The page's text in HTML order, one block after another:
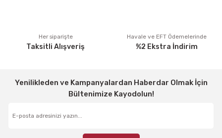
Her siparişte
Taksitli Alışveriş
Havale ve EFT Ödemelerinde
%2 Ekstra İndirim
Yenilikleden ve Kampanyalardan Haberdar Olmak İçin
Bültenimize Kayodolun!